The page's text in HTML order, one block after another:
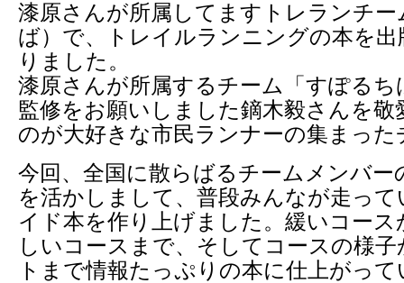
漆原さんが所属してますトレランチ
ば）で、トレイルランニングの本を
りました。
漆原さんが所属するチーム「すぽるち
監修をお願いしました鏑木毅さんを敬
のが大好きな市民ランナーの集まった
今回、全国に散らばるチームメンバー
を活かしまして、普段みんなが走っ
イド本を作り上げました。緩いコー
しいコースまで、そしてコースの様
トまで情報たっぷりの本に仕上がっ